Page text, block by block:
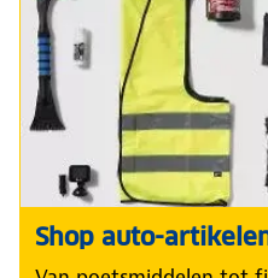
Shop auto-